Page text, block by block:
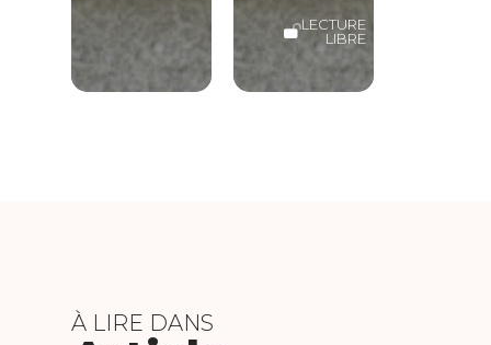
LECTURE
LIBRE
À LIRE DANS